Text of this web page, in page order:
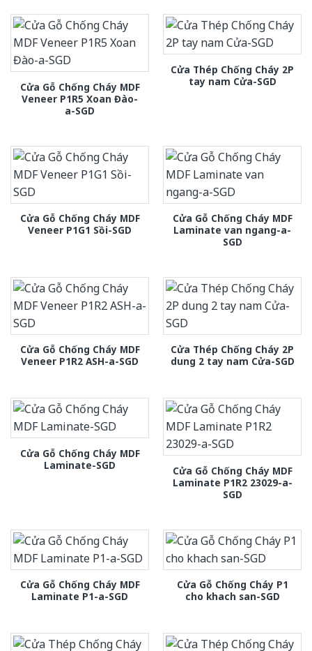
Cửa Gỗ Chống Cháy MDF
Veneer P1R5 Xoan Đào-
a-SGD
Cửa Thép Chống Cháy 2P
tay nam Cửa-SGD
Cửa Gỗ Chống Cháy MDF
Veneer P1G1 Sồi-SGD
Cửa Gỗ Chống Cháy MDF
Laminate van ngang-a-
SGD
Cửa Gỗ Chống Cháy MDF
Veneer P1R2 ASH-a-SGD
Cửa Thép Chống Cháy 2P
dung 2 tay nam Cửa-SGD
Cửa Gỗ Chống Cháy MDF
Laminate-SGD
Cửa Gỗ Chống Cháy MDF
Laminate P1R2 23029-a-
SGD
Cửa Gỗ Chống Cháy MDF
Laminate P1-a-SGD
Cửa Gỗ Chống Cháy P1
cho khach san-SGD